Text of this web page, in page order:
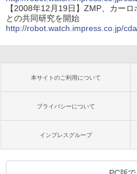
【2008年12月19日】ZMP、カー
との共同研究を開始
http://robot.watch.impress.co.jp/
本サイトのご利用について
プライバシーについて
インプレスグループ